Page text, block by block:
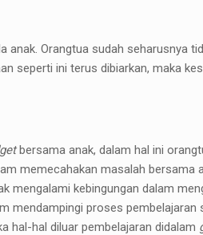
Orangtua sudah seharusnya
seperti ini terus dibiarkan, maka
bersama anak, dalam hal ini
memecahakan masalah bersama
mengalami kebingungan dalam
mendampingi proses pembelajaran
hal-hal diluar pembelajaran didalam